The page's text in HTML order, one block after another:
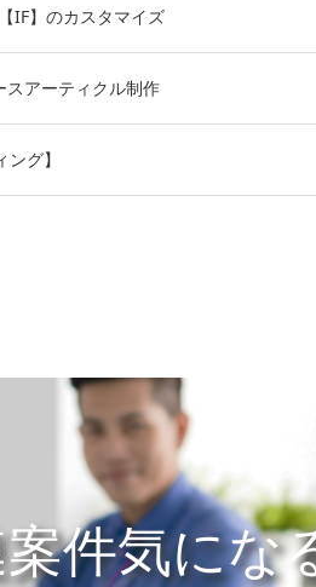
IF】のカスタマイズ
スアーティクル制作
グ】
件気にな